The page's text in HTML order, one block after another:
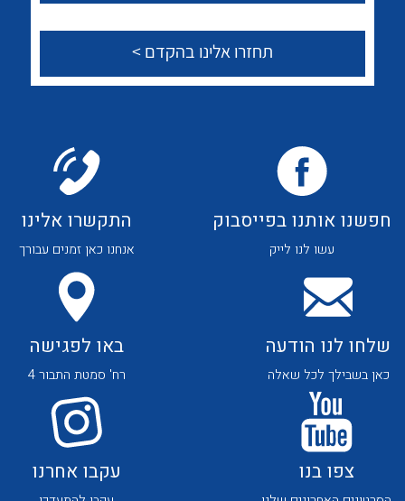
About Ateka Ltd.
צור קשר
לכל מוצרי היצרן לכל מוצרי היצרן
לכל מוצרי היצרן לכל מוצרי היצרן
לכל מוצרי היצרן לכל מוצרי היצרן
חפשנו אותנו בפייסבוק
עשו לנו לייק
התקשרו אלינו
אנחנו כאן זמנים עבורך
שלחו לנו הודעה
כאן בשבילך לכל שאלה
באו לפגישה
רח' סמטת התבור 4
צפו בנו עקבו אחרנו